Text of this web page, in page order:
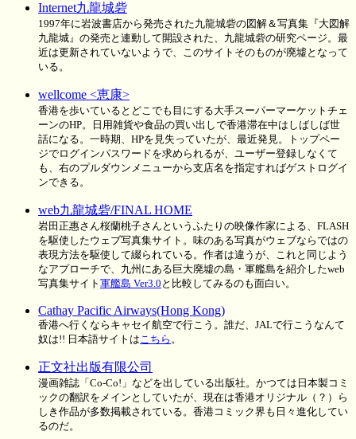
Internet九龍城砦
1997年に岩波書店から発売された九龍城砦の図解＆写真集『大図解
九龍城』の発売と連動して開設された、九龍城砦の研究ページ。最
近は更新されていないようで、このサイトそのものが廃墟となって
いる。
wellcome <恵康>
香港を歩いているとどこでも目にする大手スーパーマーケットチェ
ーンのHP。日用雑貨や食品の買い出しで香港滞在中はしばしば世
話になる。一時期、HPを見失っていたが、最近発見。トップペー
ジでログインパスワードを求められるが、ユーザー登録しなくて
も、右のプルダウンメニューから支店名を指定すればゲストログイ
ンできる。
web九龍城砦/FINAL HOME
岩田正惠さん桜蘭桃子さんというふたりの映像作家による、FLASH
を駆使したウェブ写真集サイト。味のある写真がウェブならではの
表現方法を駆使して綴られている。作者は違うが、これと同じよう
なアプローチで、九州にある巨大廃墟の島・軍艦島を紹介したweb
写真集サイト 軍艦島 Ver3.0 と比較してみるのも面白い。
Cathay Pacific Airways(Hong Kong)
香港へ行くならキャセイ航空で行こう。誰だ、JALで行こうなんて
奴は!! 日本語サイトはこちら 。
正文社出版有限公司
漫画雑誌「Co-Co!」などを出している出版社。かつては日本製コミ
ックの翻訳をメインとしていたが、現在は香港オリジナル（？）ら
しき作品が多数掲載されている。香港コミック界も日々進化してい
るのだ。